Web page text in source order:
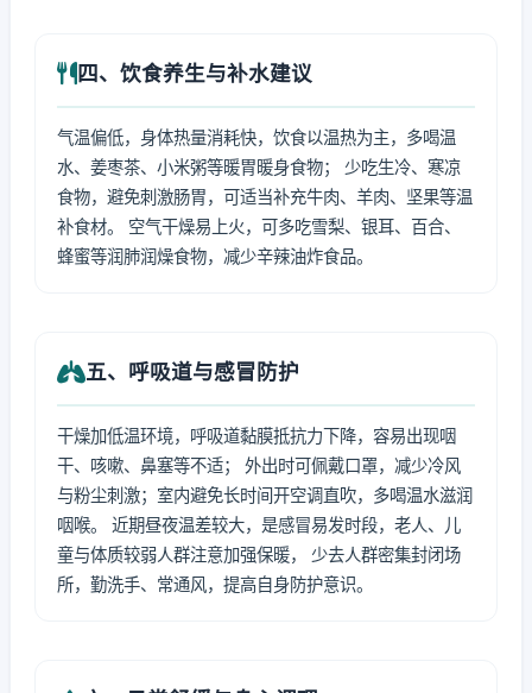
四、饮食养生与补水建议
气温偏低，身体热量消耗快，饮食以温热为主，多喝温
水、姜枣茶、小米粥等暖胃暖身食物； 少吃生冷、寒凉
食物，避免刺激肠胃，可适当补充牛肉、羊肉、坚果等温
补食材。 空气干燥易上火，可多吃雪梨、银耳、百合、
蜂蜜等润肺润燥食物，减少辛辣油炸食品。
五、呼吸道与感冒防护
干燥加低温环境，呼吸道黏膜抵抗力下降，容易出现咽
干、咳嗽、鼻塞等不适； 外出时可佩戴口罩，减少冷风
与粉尘刺激；室内避免长时间开空调直吹，多喝温水滋润
咽喉。 近期昼夜温差较大，是感冒易发时段，老人、儿
童与体质较弱人群注意加强保暖， 少去人群密集封闭场
所，勤洗手、常通风，提高自身防护意识。